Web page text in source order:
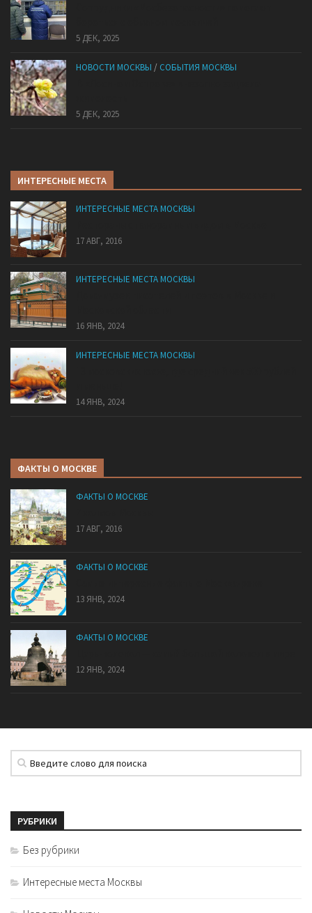
5 ДЕК, 2025
НОВОСТИ МОСКВЫ / СОБЫТИЯ МОСКВЫ
5 ДЕК, 2025
ИНТЕРЕСНЫЕ МЕСТА
ИНТЕРЕСНЫЕ МЕСТА МОСКВЫ
17 АВГ, 2016
ИНТЕРЕСНЫЕ МЕСТА МОСКВЫ
16 ЯНВ, 2024
ИНТЕРЕСНЫЕ МЕСТА МОСКВЫ
14 ЯНВ, 2024
ФАКТЫ О МОСКВЕ
ФАКТЫ О МОСКВЕ
17 АВГ, 2016
ФАКТЫ О МОСКВЕ
13 ЯНВ, 2024
ФАКТЫ О МОСКВЕ
12 ЯНВ, 2024
РУБРИКИ
Без рубрики
Интересные места Москвы